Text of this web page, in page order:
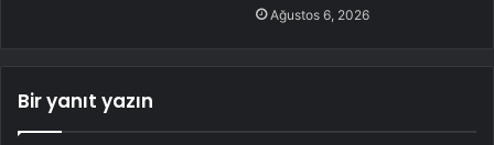
Ağustos 6, 2026
Bir yanıt yazın